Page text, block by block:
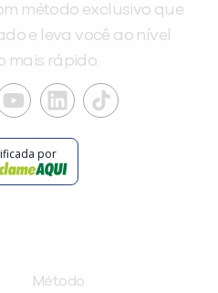
método exclusivo que
e leva você ao nível
mais rápido.
por
Método